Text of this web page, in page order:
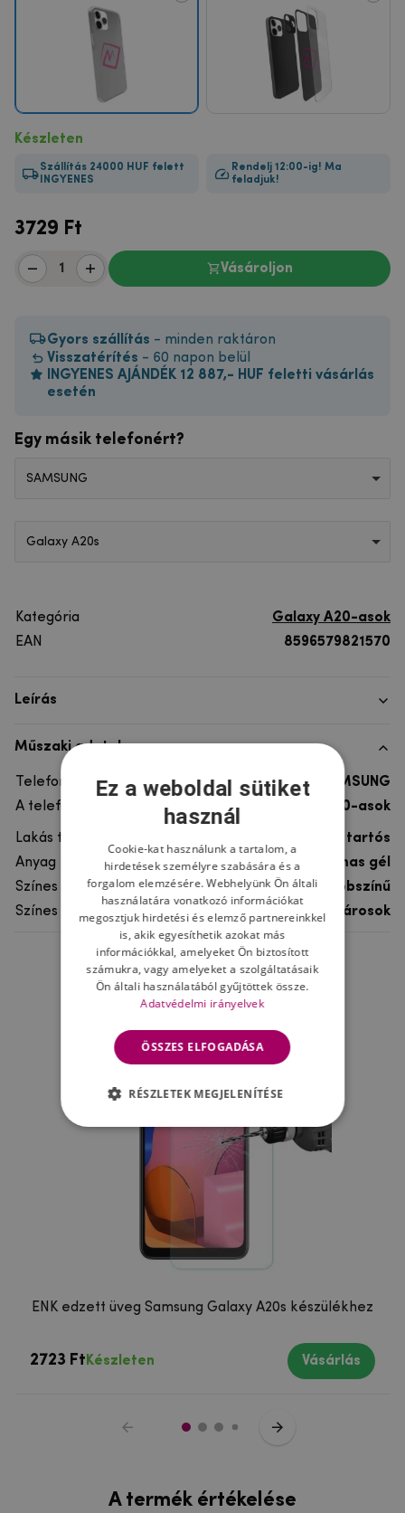
Készleten
Szállítás 24000 HUF felett
INGYENES
Rendelj 12:00-ig! Ma
feladjuk!
3729 Ft
Vásároljon
Gyors szállítás - minden raktáron
Visszatérítés - 60 napon belül
INGYENES AJÁNDÉK 12 887,- HUF feletti vásárlás
esetén
Egy másik telefonért?
SAMSUNG
Galaxy A20s
Kategória
Galaxy A20-asok
EAN
8596579821570
Leírás
Műszaki adatok
Telefon márka
SAMSUNG
A telefonmodellhez
Galaxy A20-asok
Lakás típusa
Gél, Ultra tartós
Anyag
rugalmas gél
Színes
többszínű
Színes motívum
Városok
Ne felejtsd el
ENK edzett üveg Samsung Galaxy A20s készülékhez
2723 Ft Készleten Vásárlás
A termék értékelése
Ez a weboldal sütiket
használ
Cookie-kat használunk a tartalom, a
hirdetések személyre szabására és a
forgalom elemzésére. Webhelyünk Ön általi
használatára vonatkozó információkat
megosztjuk hirdetési és elemző partnereinkkel
is, akik egyesíthetik azokat más
információkkal, amelyeket Ön biztosított
számukra, vagy amelyeket a szolgáltatásaik
Ön általi használatából gyűjtöttek össze.
Adatvédelmi irányelvek
ÖSSZES ELFOGADÁSA
RÉSZLETEK MEGJELENÍTÉSE